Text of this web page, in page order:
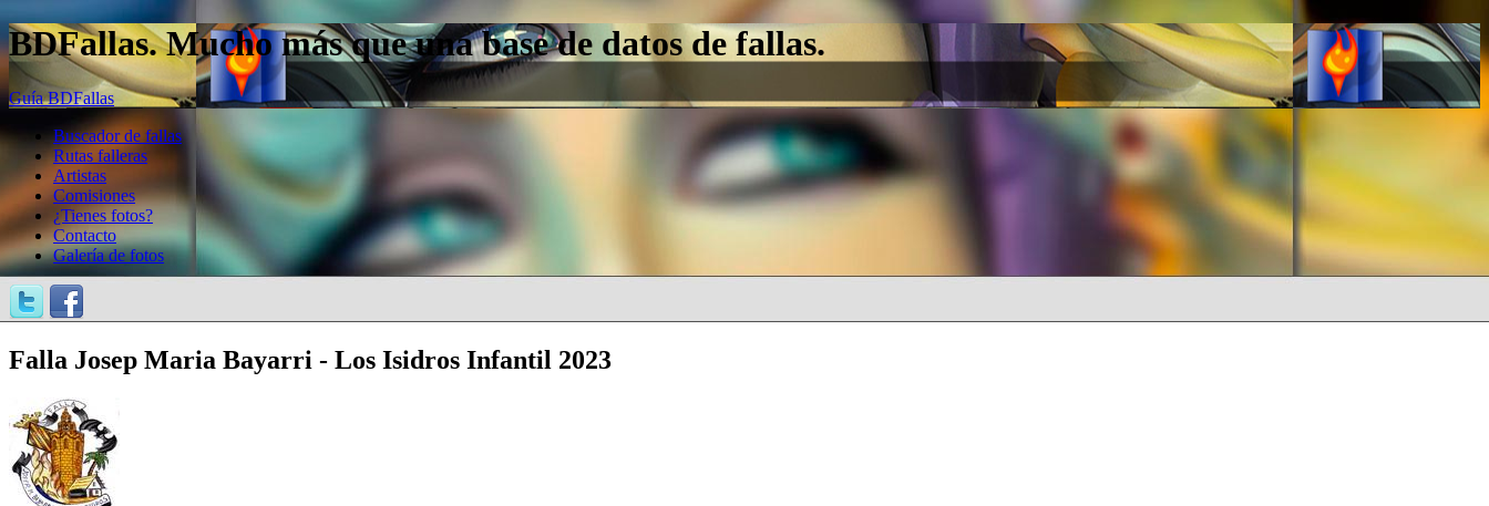
BDFallas. Mucho más que una base de datos de fallas.
Guía BDFallas
Buscador de fallas
Rutas falleras
Artistas
Comisiones
¿Tienes fotos?
Contacto
Galería de fotos
Falla Josep Maria Bayarri - Los Isidros Infantil 2023